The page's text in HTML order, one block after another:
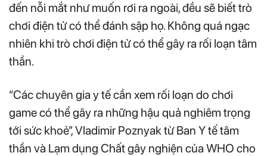
đến nỗi mắt như muốn rơi ra ngoài, đều sẽ biết trò
chơi điện tử có thể đánh sập họ. Không quá ngạc
nhiên khi trò chơi điện tử có thể gây ra rối loạn tâm
thần.
“Các chuyên gia y tế cần xem rối loạn do chơi
game có thể gây ra những hậu quả nghiêm trọng
tới sức khoẻ”, Vladimir Poznyak từ Ban Y tế tâm
thần và Lạm dụng Chất gây nghiện của WHO cho